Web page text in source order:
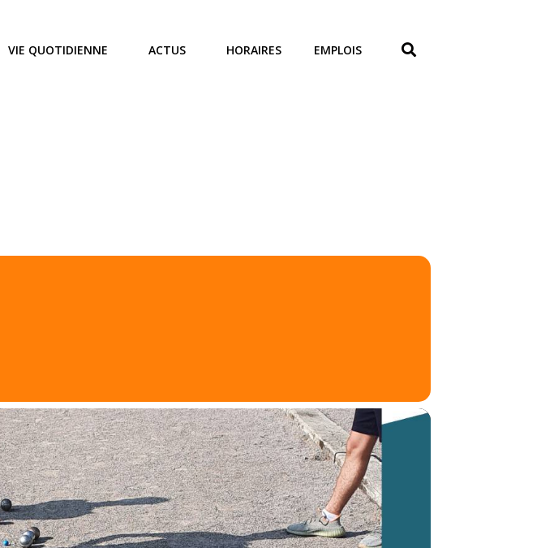
VIE QUOTIDIENNE ACTUS HORAIRES EMPLOIS